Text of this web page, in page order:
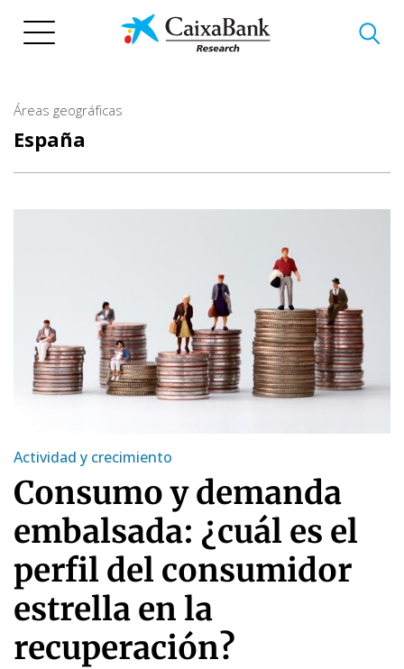
Áreas geográficas
España
Actividad y crecimiento
Consumo y demanda
embalsada: ¿cuál es el
perfil del consumidor
estrella en la
recuperación?